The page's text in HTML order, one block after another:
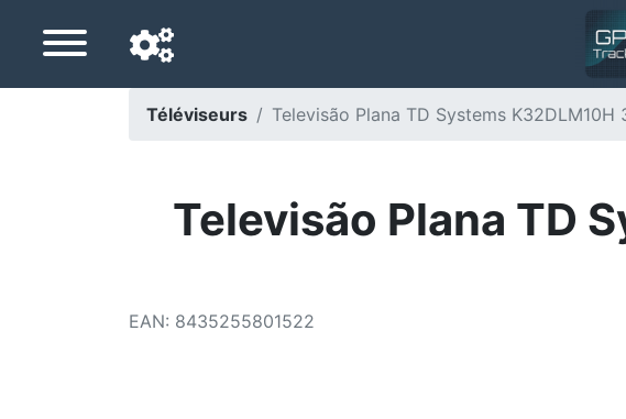
Pays de livraison
Téléviseurs Televisão Plana TD Systems K32DLM10H
Televisão Plana TD
EAN: 8435255801522